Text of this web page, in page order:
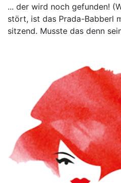
... der wird noch gefunden!
stört, ist das Prada-Babberl
sitzend. Musste das denn